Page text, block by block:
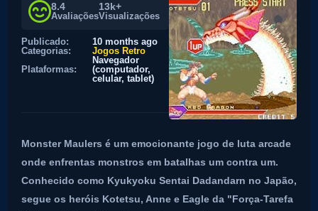
8.4
Avaliações
13k+
Visualizações
Publicado:
10 months ago
Categorias:
Jogos Retro
Plataformas:
Navegador
(computador,
celular, tablet)
Monster Maulers é um emocionante jogo de luta arcade
onde enfrentas monstros em batalhas um contra um.
Conhecido como Kyukyoku Sentai Dadandarn no Japão,
segue os heróis Kotetsu, Anne e Eagle da "Força-Tarefa